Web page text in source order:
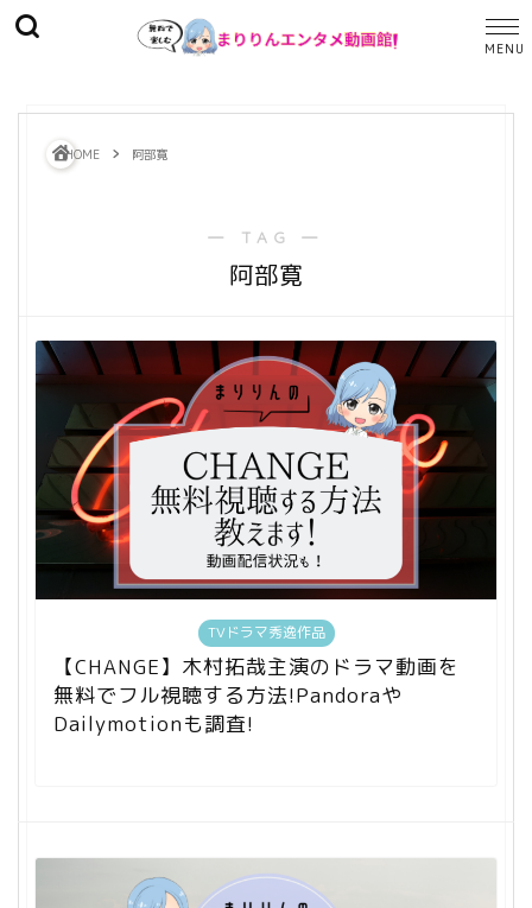
HOME 阿部寛
― TAG ―
阿部寛
TVドラマ秀逸作品
【CHANGE】木村拓哉主演のドラマ動画を
無料でフル視聴する方法!Pandoraや
Dailymotionも調査!